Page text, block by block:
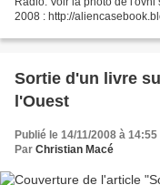
2008 : http://
Sortie d'un livre
l'Ouest
Publié le 14/11/2008 à 14:55
Par Christian Macé